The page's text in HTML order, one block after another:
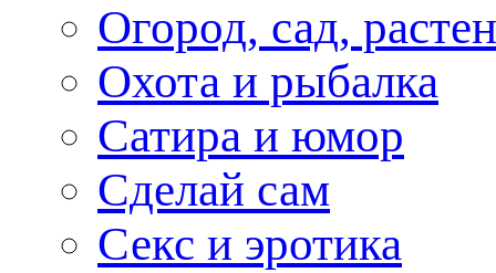
Огород, сад,
Охота и рыбалка
Сатира и юмор
Сделай сам
Секс и эротика